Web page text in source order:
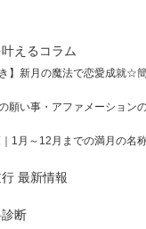
えるコラム
】新月の魔法で恋愛成就☆
願い事・アファメーション
1月～12月までの満月の名
最新情報
断